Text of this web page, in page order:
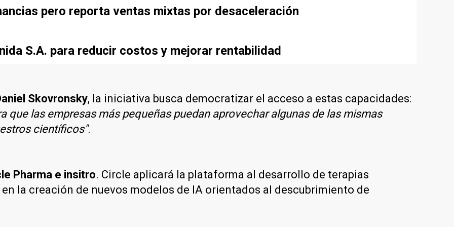
pero reporta ventas mixtas por desaceleración
S.A. para reducir costos y mejorar rentabilidad
Skovronsky, la iniciativa busca democratizar el acceso a estas capacidades:
que las empresas más pequeñas puedan aprovechar algunas de las mismas
científicos".
Pharma e insitro. Circle aplicará la plataforma al desarrollo de terapias
la creación de nuevos modelos de IA orientados al descubrimiento de